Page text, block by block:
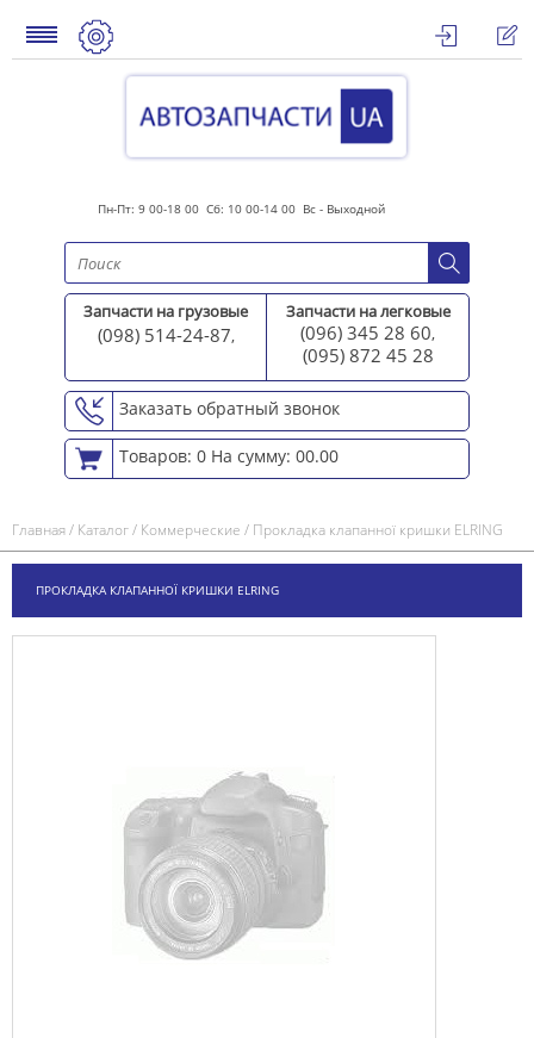
Пн-Пт: 9 00-18 00 Сб: 10 00-14 00 Вс - Выходной
Запчасти на грузовые
(098) 514-24-87,
Запчасти на легковые
(096) 345 28 60,
(095) 872 45 28
Заказать обратный звонок
Товаров: 0 На сумму: 00.00
Главная/ Каталог/ Коммерческие / Прокладка клапанної кришки ELRING
ПРОКЛАДКА КЛАПАННОЇ КРИШКИ ELRING